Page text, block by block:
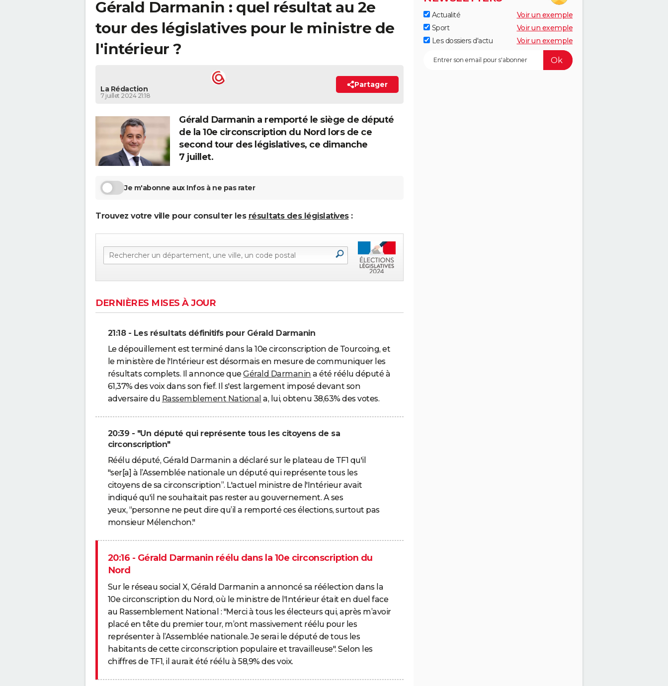
Gérald Darmanin : quel résultat au 2e
tour des législatives pour le ministre de
l'intérieur ?
La Rédaction
7 juillet 2024 21:18
Partager
Gérald Darmanin a remporté le siège de député
de la 10e circonscription du Nord lors de ce
second tour des législatives, ce dimanche
7 juillet.
Je m'abonne aux Infos à ne pas rater
Trouvez votre ville pour consulter les résultats des législatives:
DERNIÈRES MISES À JOUR
21:18 - Les résultats définitifs pour Gérald Darmanin
Le dépouillement est terminé dans la 10e circonscription de Tourcoing, et
le ministère de l'Intérieur est désormais en mesure de communiquer les
résultats complets. Il annonce queGérald Darmanin a été réélu député à
61,37% des voix dans son fief. Il s'est largement imposé devant son
adversaire du Rassemblement National a, lui, obtenu 38,63% des votes.
20:39 - "Un député qui représente tous les citoyens de sa
circonscription"
Réélu député, Gérald Darmanin a déclaré sur le plateau de TF1 qu'il
"ser[a] à l’Assemblée nationale un député qui représente tous les
citoyens de sa circonscription”. L'actuel ministre de l'Intérieur avait
indiqué qu'il ne souhaitait pas rester au gouvernement. A ses
yeux, “personne ne peut dire qu’il a remporté ces élections, surtout pas
monsieur Mélenchon."
20:16 - Gérald Darmanin réélu dans la 10e circonscription du
Nord
Sur le réseau social X, Gérald Darmanin a annoncé sa réélection dans la
10e circonscription du Nord, où le ministre de l'Intérieur était en duel face
au Rassemblement National : "Merci à tous les électeurs qui, après m’avoir
placé en tête du premier tour, m’ont massivement réélu pour les
représenter à l’Assemblée nationale. Je serai le député de tous les
habitants de cette circonscription populaire et travailleuse". Selon les
chiffres de TF1, il aurait été réélu à 58,9% des voix.
Actualité
Voir un exemple
Sport
Voir un exemple
Les dossiers d'actu
Voir un exemple